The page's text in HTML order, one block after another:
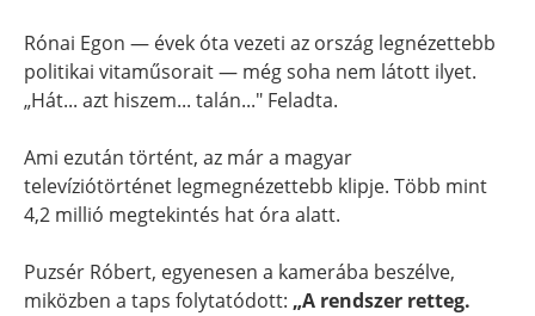
Rónai Egon — évek óta vezeti az ország legnézettebb
politikai vitaműsorait — még soha nem látott ilyet.
„Hát... azt hiszem... talán..." Feladta.
Ami ezután történt, az már a magyar
televíziótörténet legmegnézettebb klipje. Több mint
4,2 millió megtekintés hat óra alatt.
Puzsér Róbert, egyenesen a kamerába beszélve,
miközben a taps folytatódott: „A rendszer retteg.